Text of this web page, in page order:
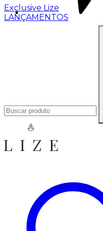
Exclusive Lize
LANÇAMENTOS